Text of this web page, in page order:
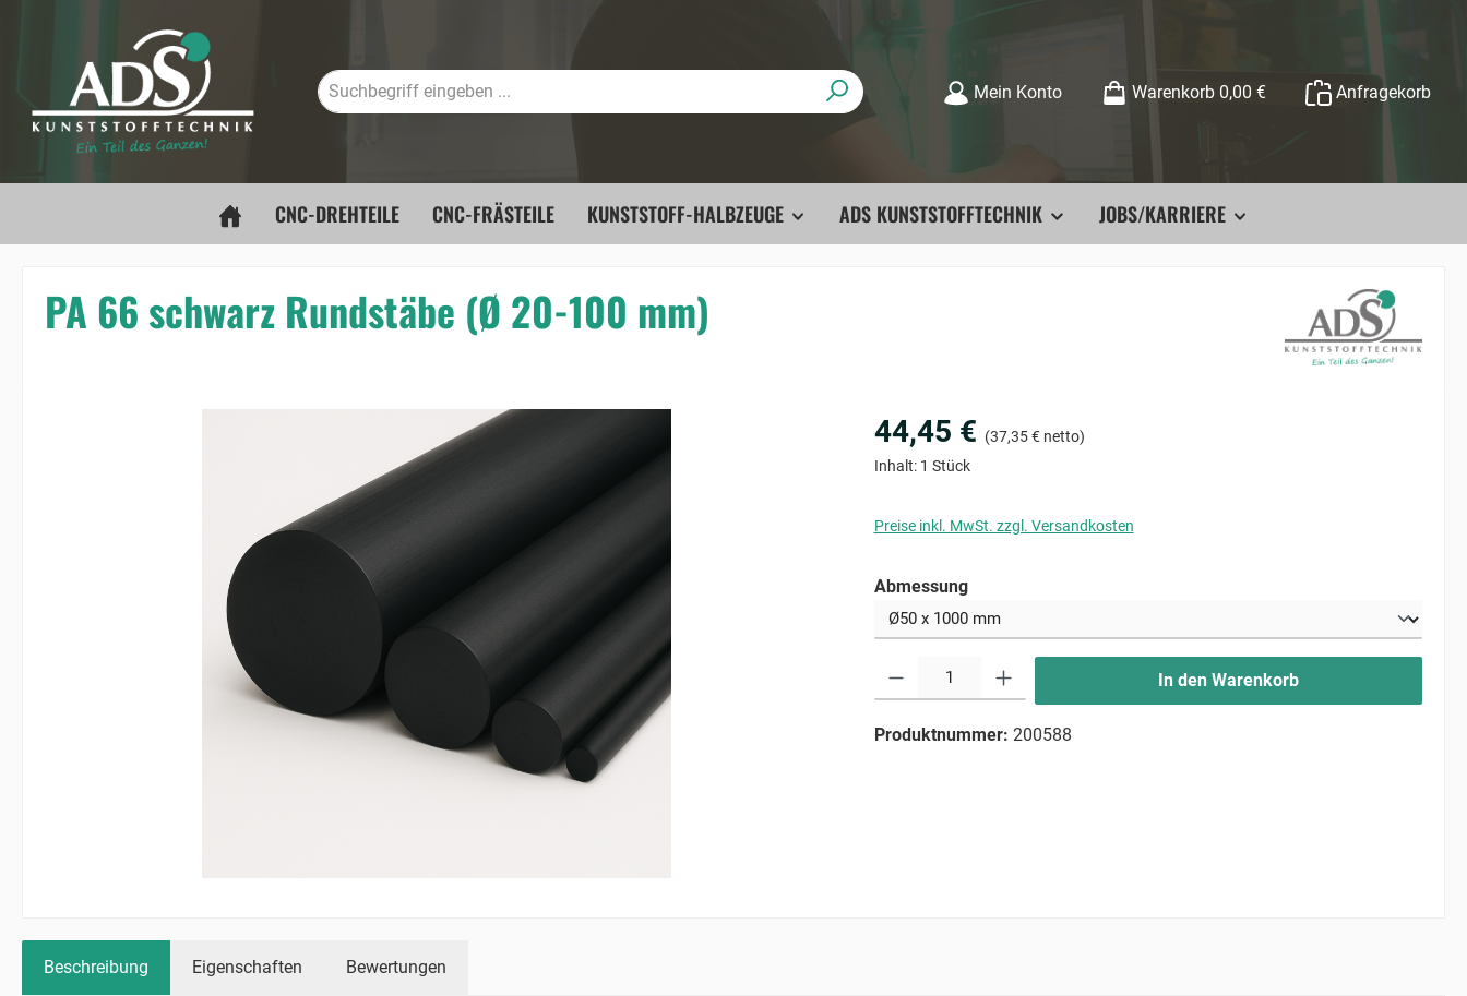
Zur Hauptnavigation springen
Mein Konto Warenkorb 0,00 € Anfragekorb
CNC-DREHTEILE CNC-FRÄSTEILE KUNSTSTOFF-HALBZEUGE ADS KUNSTSTOFFTECHNIK JOBS/KARRIERE
PA 66 schwarz Rundstäbe (Ø 20-100 mm)
44,45 € (37,35 € netto)
Inhalt: 1 Stück
Preise inkl. MwSt. zzgl. Versandkosten
Abmessungauswählen
In den Warenkorb
Produktnummer: 200588
Beschreibung Eigenschaften Bewertungen